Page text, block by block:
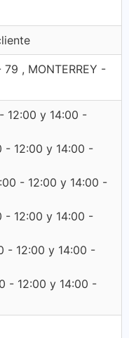
, MONTERREY -
12:00 y 14:00 -
- 12:00 y 14:00 -
- 12:00 y 14:00 -
- 12:00 y 14:00 -
- 12:00 y 14:00 -
- 12:00 y 14:00 -